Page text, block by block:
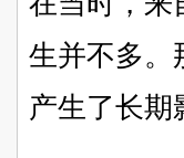
生并不多。
产生了长期